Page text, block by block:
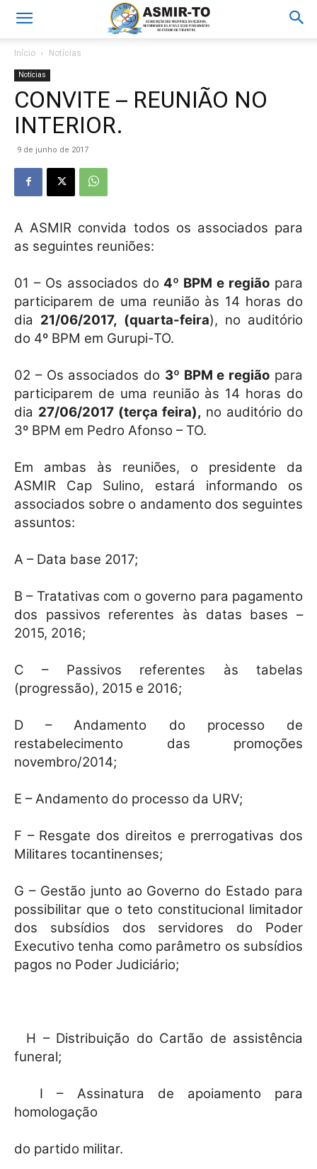
Início Notícias
Notícias
CONVITE – REUNIÃO NO
INTERIOR.
9 de junho de 2017
A ASMIR convida todos os associados para
as seguintes reuniões:
01 – Os associados do4º BPM e região para
participarem de uma reunião às 14 horas do
dia 21/06/2017, (quarta-feira), no auditório
do 4º BPM em Gurupi-TO.
02 – Os associados do 3º BPM e região para
participarem de uma reunião às 14 horas do
dia 27/06/2017 (terça feira), no auditório do
3º BPM em Pedro Afonso – TO.
Em ambas às reuniões, o presidente da
ASMIR Cap Sulino, estará informando os
associados sobre o andamento dos seguintes
assuntos:
A – Data base 2017;
B – Tratativas com o governo para pagamento
dos passivos referentes às datas bases –
2015, 2016;
C – Passivos referentes às tabelas
(progressão), 2015 e 2016;
D – Andamento do processo de
restabelecimento das promoções
novembro/2014;
E – Andamento do processo da URV;
F – Resgate dos direitos e prerrogativas dos
Militares tocantinenses;
G – Gestão junto ao Governo do Estado para
possibilitar que o teto constitucional limitador
dos subsídios dos servidores do Poder
Executivo tenha como parâmetro os subsídios
pagos no Poder Judiciário;
H – Distribuição do Cartão de assistência
funeral;
I – Assinatura de apoiamento para
homologação
do partido militar.